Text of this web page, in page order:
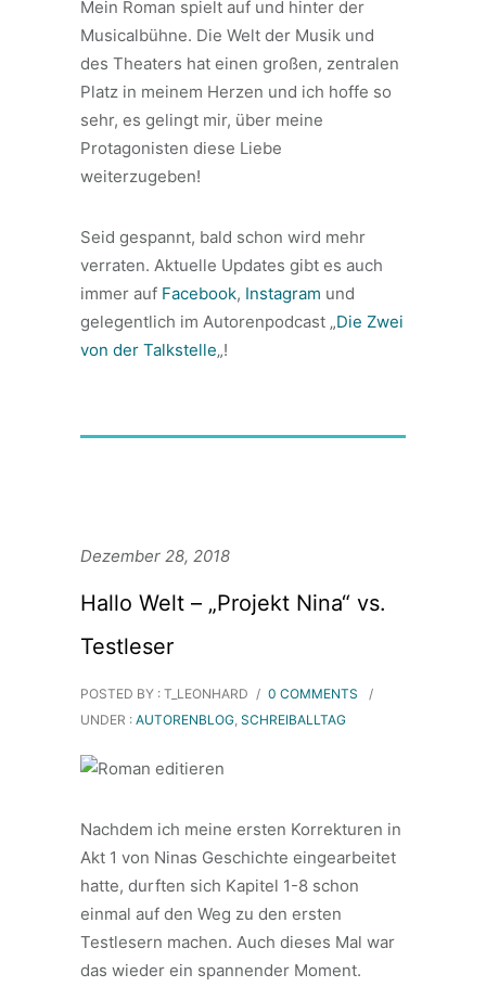
Mein Roman spielt auf und hinter der
Musicalbühne. Die Welt der Musik und
des Theaters hat einen großen, zentralen
Platz in meinem Herzen und ich hoffe so
sehr, es gelingt mir, über meine
Protagonisten diese Liebe
weiterzugeben!
Seid gespannt, bald schon wird mehr
verraten. Aktuelle Updates gibt es auch
immer auf Facebook, Instagram und
gelegentlich im Autorenpodcast „Die Zwei
von der Talkstelle„!
Dezember 28, 2018
Hallo Welt – „Projekt Nina“ vs.
Testleser
POSTED BY : T_LEONHARD / 0 COMMENTS
/
UNDER : AUTORENBLOG, SCHREIBALLTAG
Nachdem ich meine ersten Korrekturen in
Akt 1 von Ninas Geschichte eingearbeitet
hatte, durften sich Kapitel 1-8 schon
einmal auf den Weg zu den ersten
Testlesern machen. Auch dieses Mal war
das wieder ein spannender Moment.